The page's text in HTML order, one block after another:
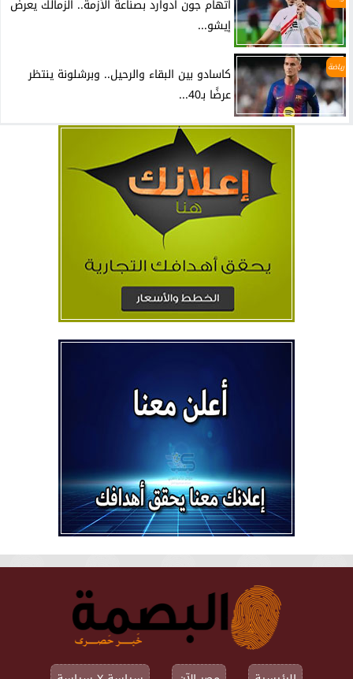
اتهام جون ادوارد بصناعة الأزمة.. الزمالك يعرض
إيشو...
رياضة
كاسادو بين البقاء والرحيل.. وبرشلونة ينتظر
عرضًا بـ40...